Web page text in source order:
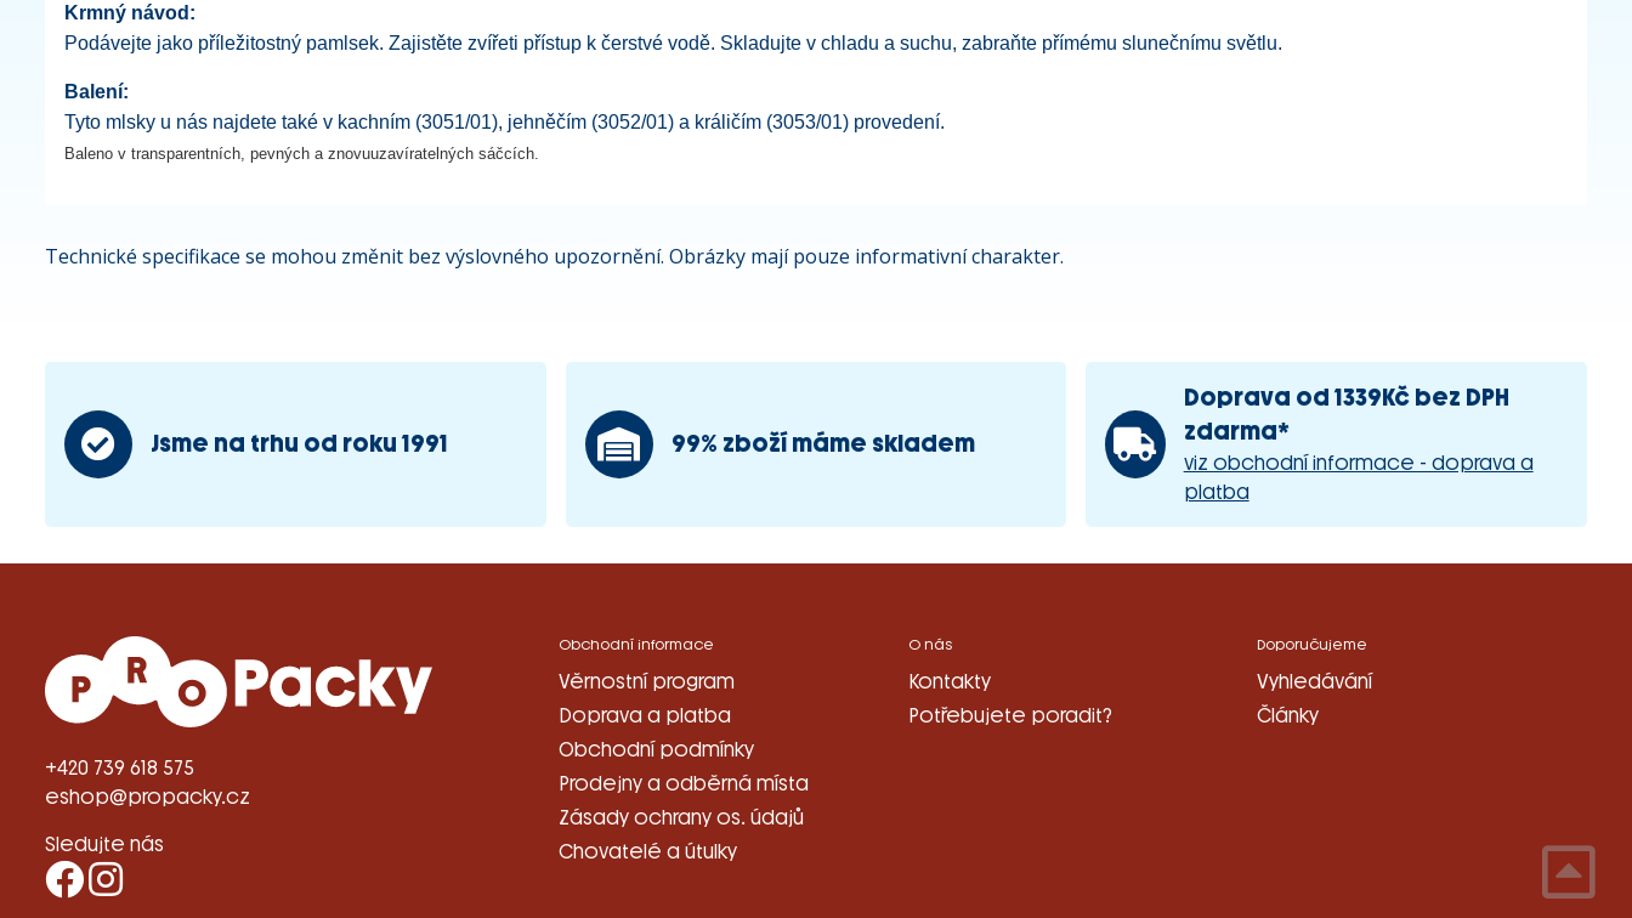
Krmný návod:
Podávejte jako příležitostný pamlsek. Zajistěte zvířeti přístup k čerstvé vodě. Skladujte v chladu a suchu, zabraňte přímému slunečnímu světlu.
Balení:
Tyto mlsky u nás najdete také v kachním (3051/01), jehněčím (3052/01) a králičím (3053/01) provedení.
Baleno v transparentních, pevných a znovuuzavíratelných sáčcích.
Technické specifikace se mohou změnit bez výslovného upozornění. Obrázky mají pouze informativní charakter.
Jsme na trhu od roku 1991 99% zboží máme skladem
Doprava od 1339Kč bez DPH
zdarma*
viz obchodní informace - doprava a
platba
+420 739 618 575
eshop@propacky.cz
Sledujte nás
Obchodní informace
Věrnostní program
Doprava a platba
Obchodní podmínky
Prodejny a odběrná místa
Zásady ochrany os. údajů
Chovatelé a útulky
O nás
Kontakty
Potřebujete poradit?
Doporučujeme
Vyhledávání
Články